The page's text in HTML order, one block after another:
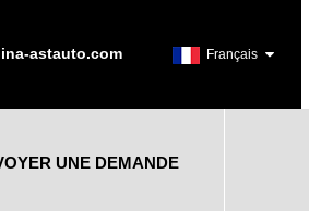
astauto.com Français
UNE DEMANDE